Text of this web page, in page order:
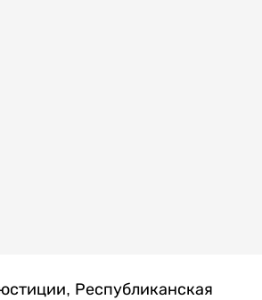
Республиканская